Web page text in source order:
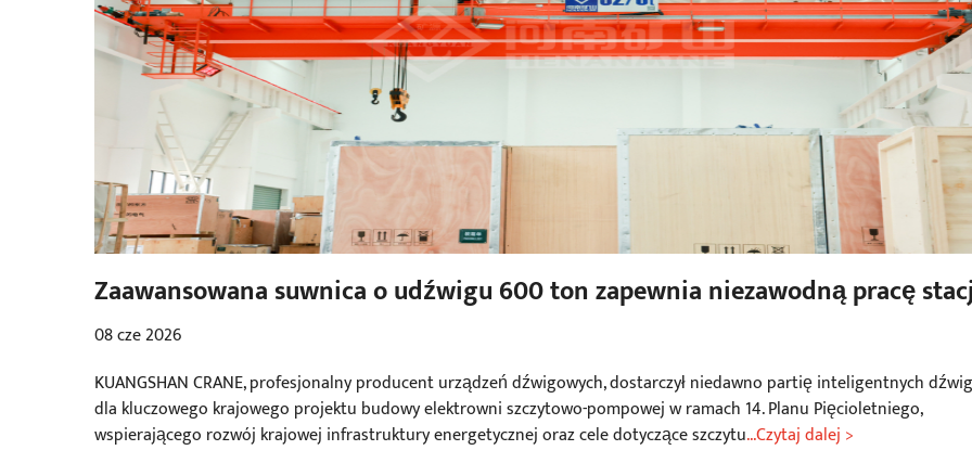
Zaawansowana suwnica o udźwigu 600 ton zapewnia niezawodną pracę
pompowo-pompowych
08 cze 2026
KUANGSHAN CRANE, profesjonalny producent urządzeń dźwigowych, dostarczył niedawno partię inteligentnych
dla kluczowego krajowego projektu budowy elektrowni szczytowo-pompowej w ramach 14. Planu Pięcioletniego,
wspierającego rozwój krajowej infrastruktury energetycznej oraz cele dotyczące szczytu...Czytaj dalej >